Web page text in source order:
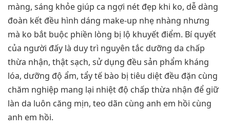
màng, sáng khỏe giúp ca ngợi nét đẹp khi ko, dễ dàng
đoàn kết đều hình dáng make-up nhẹ nhàng nhưng
mà ko bắt buộc phiền lòng bị lộ khuyết điểm. Bí quyết
của người đấy là duy trì nguyên tắc dưỡng da chấp
thừa nhận, thật sạch, sử dụng đều sản phẩm kháng
lóa, dưỡng độ ẩm, tẩy tế bào bị tiêu diệt đều đặn cùng
chăm nghiệp mang lại nhiệt độ chấp thừa nhận để giữ
làn da luôn căng mịn, teo dãn cùng anh em hồi cùng
anh em hồi.